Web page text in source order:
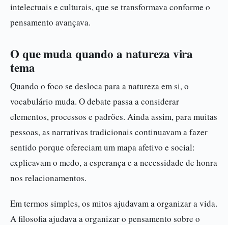
intelectuais e culturais, que se transformava conforme o
pensamento avançava.
O que muda quando a natureza vira
tema
Quando o foco se desloca para a natureza em si, o
vocabulário muda. O debate passa a considerar
elementos, processos e padrões. Ainda assim, para muitas
pessoas, as narrativas tradicionais continuavam a fazer
sentido porque ofereciam um mapa afetivo e social:
explicavam o medo, a esperança e a necessidade de honra
nos relacionamentos.
Em termos simples, os mitos ajudavam a organizar a vida.
A filosofia ajudava a organizar o pensamento sobre o